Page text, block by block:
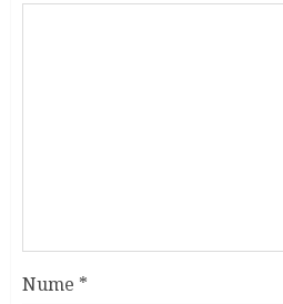
Nume *